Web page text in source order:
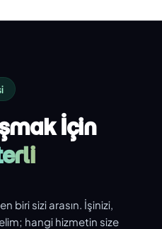
İçin
biri sizi arasın. İşinizi,
hangi hizmetin size